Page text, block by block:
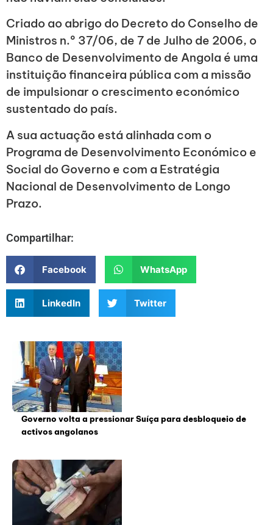
Criado ao abrigo do Decreto do Conselho de
Ministros n.º 37/06, de 7 de Julho de 2006, o
Banco de Desenvolvimento de Angola é uma
instituição financeira pública com a missão
de impulsionar o crescimento económico
sustentado do país.
A sua actuação está alinhada com o
Programa de Desenvolvimento Económico e
Social do Governo e com a Estratégia
Nacional de Desenvolvimento de Longo
Prazo.
Compartilhar:
Facebook WhatsApp
LinkedIn Twitter
Governo volta a pressionar Suíça para desbloqueio de
activos angolanos